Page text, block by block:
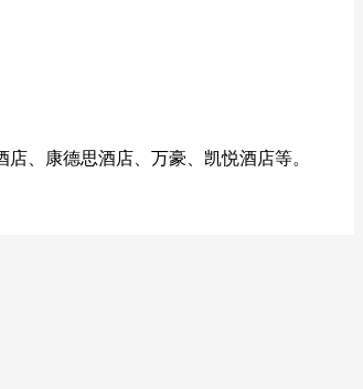
、康德思酒店、万豪、凯悦酒店等。